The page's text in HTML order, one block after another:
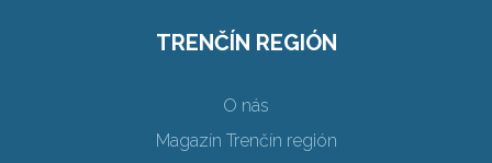
TRENČÍN REGIÓN
O nás
Magazín Trenčín región